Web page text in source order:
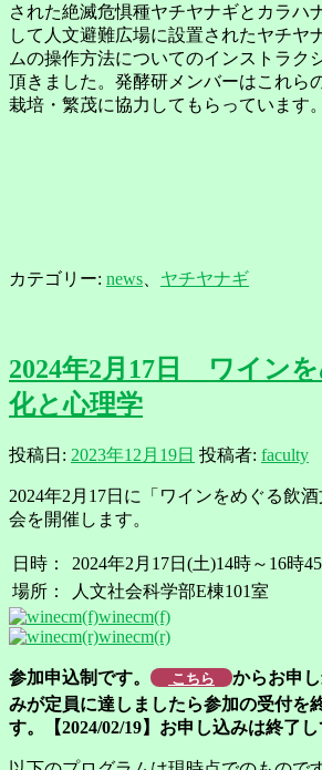
された絶滅危惧種ヤチヤナギとカラハ
して人文避難広場に設置されたヤチヤ
ムの操作方法についてのインストラク
頂きました。発酵研メンバーはこれら
栽培・繁茂に協力してもらっています。
カテゴリー: news ヤチヤナギ
2024年2月17日 ワイン
化と心理学
投稿日: 2023年12月19日 投稿者: faculty
2024年2月17日に「ワインをめぐる飲
会を開催します。
日時：
2024年2月17日(土)14時～16時
場所：
人文社会科学部E棟101室
winecm(f)
winecm(r)
参加申込制です。 こちら
からお申
みが定員に達しましたら参加の受付を
す。【2024/02/19】お申し込みは終了し